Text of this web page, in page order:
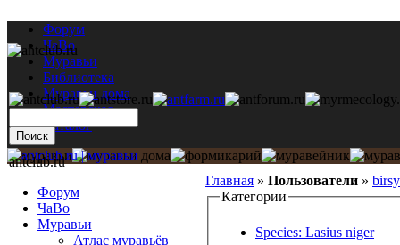
Форум
ЧаВо
Муравьи
Библиотека
Муравьи дома
Мастерская
Каталог
Главная » Пользователи »
Категории
Species: Lasius niger
antclub.ru
Форум
ЧаВо
Муравьи
Атлас муравьёв